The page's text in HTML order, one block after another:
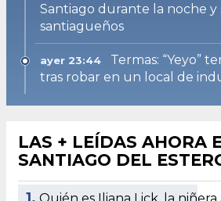
Santiago durante la noche y
santiagueños
ayer 23:44
Termas: “Yeyo”
tras robar en un local de
LAS + LEÍDAS AHORA
SANTIAGO DEL